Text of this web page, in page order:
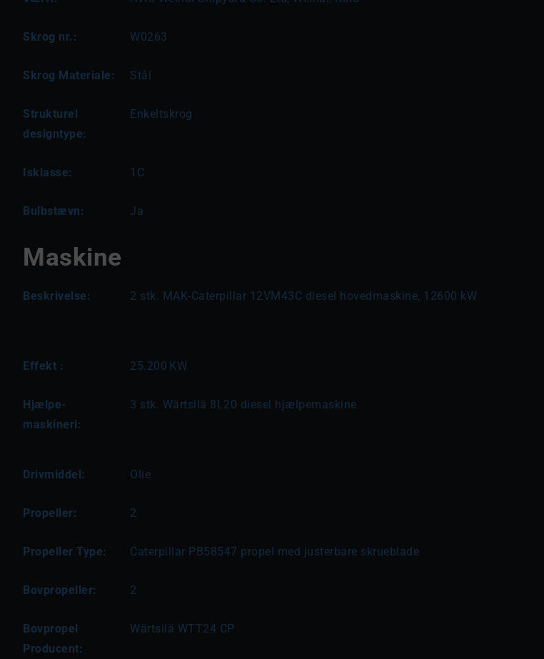
Skrog nr.: W0263
Skrog Materiale: Stål
Strukturel
designtype:
Enkeltskrog
Isklasse: 1C
Bulbstævn: Ja
Maskine
Beskrivelse: 2 stk. MAK-Caterpillar 12VM43C diesel hovedmaskine, 12600 kW
Effekt : 25.200 KW
Hjælpe-
maskineri:
3 stk. Wärtsilä 8L20 diesel hjælpemaskine
Drivmiddel: Olie
Propeller: 2
Propeller Type: Caterpillar PB58547 propel med justerbare skrueblade
Bovpropeller: 2
Bovpropel
Producent:
Wärtsilä WTT24 CP